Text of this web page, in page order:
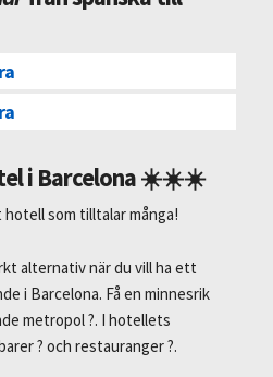
i Barcelona ☀️☀️☀️
som tilltalar många!
alternativ när du vill ha ett
i Barcelona. Få en minnesrik
metropol ?. I hotellets
? och restauranger ?.